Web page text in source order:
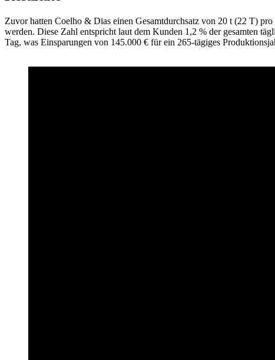
Zuvor hatten Coelho & Dias einen Gesamtdurchsatz von 20 t (22 T)
werden. Diese Zahl entspricht laut dem Kunden 1,2 % der gesamten
Tag, was Einsparungen von 145.000 € für ein 265-tägiges